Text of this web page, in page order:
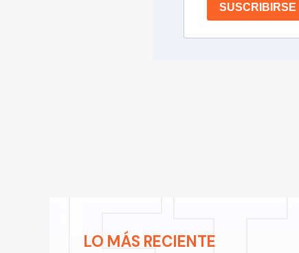
SUSCRIBIRSE
LO MÁS RECIENTE